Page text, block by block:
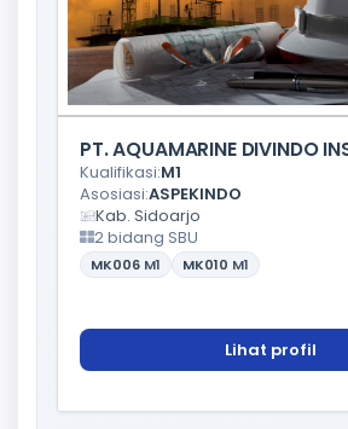
PT. AQUAMARINE DIVINDO
Kualifikasi:M1
Asosiasi:ASPEKINDO
Kab. Sidoarjo
2 bidang SBU
MK006 M1 MK010 M1
Lihat profil